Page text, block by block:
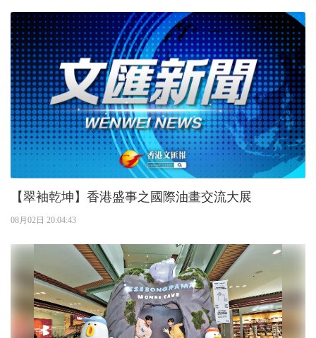
【翠袖乾坤】香港盛事之國際油畫交流大展
08月02日 20:04:43